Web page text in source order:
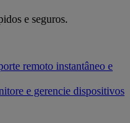
e seguros.
remoto instantâneo e
e gerencie dispositivos